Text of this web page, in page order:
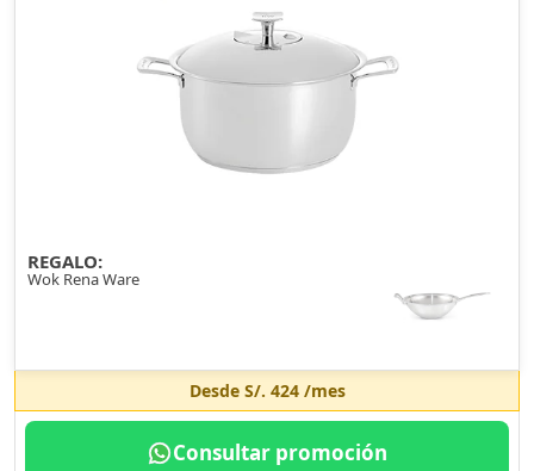
REGALO:
Wok Rena Ware
Desde S/. 424/mes
Consultar promoción